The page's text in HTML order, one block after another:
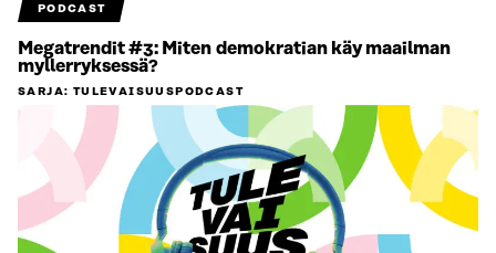
PODCAST
Megatrendit #3: Miten demokratian käy maailman
myllerryksessä?
SARJA: TULEVAISUUSPODCAST